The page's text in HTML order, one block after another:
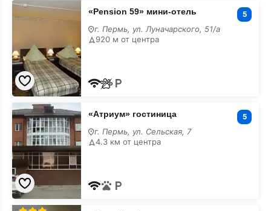
«Pension
59»
завтраком
«Pension 59» мини-отель 5
г. Пермь, ул. Луначарского, 51/а
920 м от центра
«Атриум»
гостиница
с
завтраком
«Атриум» гостиница 5
г. Пермь, ул. Сельская, 7
4.3 км от центра